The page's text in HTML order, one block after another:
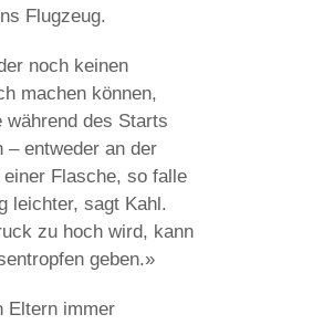
Flugzeug.
noch keinen
machen können,
während des Starts
– entweder an der
Flasche, so falle
leichter, sagt Kahl.
zu hoch wird, kann
geben.»
Eltern immer